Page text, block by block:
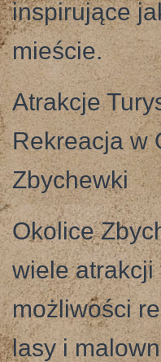
inspirujące
mieście.
Atrakcje
Rekreacja w
Zbychewki
Okolice
wiele atrakcji
możliwości
lasy i